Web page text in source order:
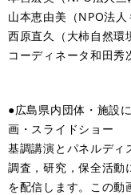
山本恵由美（NPO法
西原直久（大柿自然環
コーディネータ和田秀
●広島県内団体・施設
画・スライドショー
基調講演とパネルディ
調査，研究，保全活動
を配信します。この動